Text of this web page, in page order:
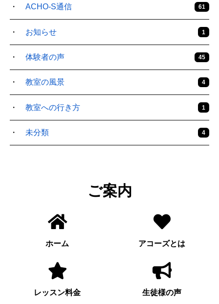
ACHO-S通信 61
お知らせ 1
体験者の声 45
教室の風景 4
教室への行き方 1
未分類 4
ご案内
ホーム アコーズとは
レッスン料金 生徒様の声